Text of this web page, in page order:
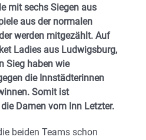
mit sechs Siegen aus
aus der normalen
werden mitgezählt. Auf
Ladies aus Ludwigsburg,
Sieg haben wie
die Innstädterinnen
Somit ist
Damen vom Inn Letzter.
beiden Teams schon